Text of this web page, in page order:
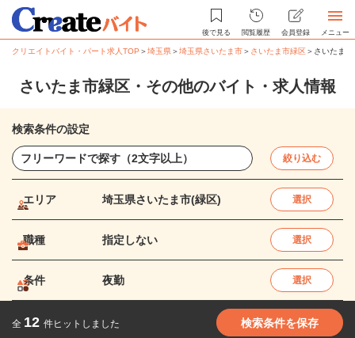
後で見る 閲覧履歴 会員登録 メニュー
クリエイトバイト・パート求人TOP ＞埼玉県＞埼玉県さいたま市＞ さいたま市緑区＞ さいたま
さいたま市緑区・その他のバイト・求人情報
検索条件の設定
絞り込む
エリア 埼玉県さいたま市(緑区) 選択
職種 指定しない 選択
条件 夜勤 選択
全 12 件ヒットしました 検索条件を保存